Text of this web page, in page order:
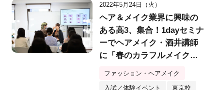
2022年5月24日（火）
ヘア＆メイク業界に興味の
ある高3、集合！1dayセミナ
ーでヘアメイク・酒井講師
に「春のカラフルメイク」
ファッション・ヘアメイク
入試／体験イベント 東京校